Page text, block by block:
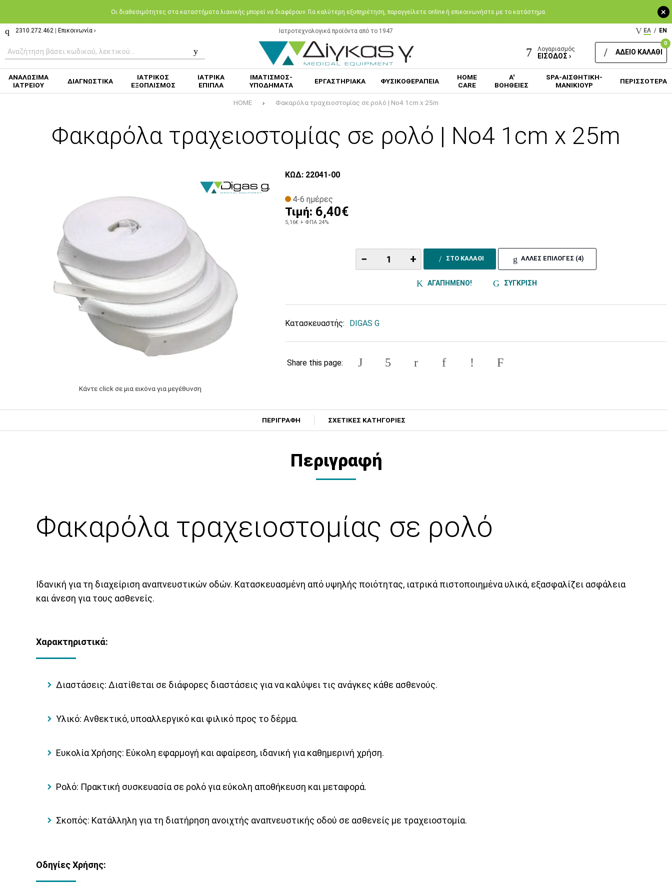
+
Oι διαθεσιμότητες στα καταστήματα λιανικής μπορεί να διαφέρουν. Για καλύτερη εξυπηρέτηση, παραγγείλετε online ή επικοινωνήστε με το κατάστημα.
2310.272.462 Επικοινωνία › Ιατροτεχνολογικά προϊόντα από το 1947 ΕΛ / EN
Λογαριασμός
ΕΙΣΟΔΟΣ ›
0
ΑΔΕΙΟ ΚΑΛΑΘΙ
ΑΝΑΛΩΣΙΜΑ
ΙΑΤΡΕΙΟΥ
ΔΙΑΓΝΩΣΤΙΚΑ
ΙΑΤΡΙΚΟΣ
ΕΞΟΠΛΙΣΜΟΣ
ΙΑΤΡΙΚΑ
ΕΠΙΠΛΑ
ΙΜΑΤΙΣΜΟΣ-
ΥΠΟΔΗΜΑΤΑ
ΕΡΓΑΣΤΗΡΙΑΚΑ ΦΥΣΙΚΟΘΕΡΑΠΕΙΑ
HOME
CARE
Α'
ΒΟΗΘΕΙΕΣ
SPA-ΑΙΣΘΗΤΙΚΗ-
ΜΑΝΙΚΙΟΥΡ
ΠΕΡΙΣΣΟΤΕΡΑ
HOME Φακαρόλα τραχειοστομίας σε ρολό | No4 1cm x 25m
Φακαρόλα τραχειοστομίας σε ρολό | No4 1cm x 25m
Κάντε click σε μια εικόνα για μεγέθυνση
ΚΩΔ: 22041-00
4-6 ημέρες
Τιμή: 6,40€
5,16€ + ΦΠΑ 24%
− + ΣΤΟ ΚΑΛΑΘΙ ΑΛΛΕΣ ΕΠΙΛΟΓΕΣ (4)
ΑΓΑΠΗΜΕΝΟ! ΣΥΓΚΡΙΣΗ
Κατασκευαστής: DIGAS G
Share this page:
ΠΕΡΙΓΡΑΦΗ ΣΧΕΤΙΚΕΣ ΚΑΤΗΓΟΡΙΕΣ
Περιγραφή
Φακαρόλα τραχειοστομίας σε ρολό
Ιδανική για τη διαχείριση αναπνευστικών οδών. Κατασκευασμένη από υψηλής ποιότητας, ιατρικά πιστοποιημένα υλικά, εξασφαλίζει ασφάλεια
και άνεση για τους ασθενείς.
Χαρακτηριστικά:
Διαστάσεις: Διατίθεται σε διάφορες διαστάσεις για να καλύψει τις ανάγκες κάθε ασθενούς.
Υλικό: Ανθεκτικό, υποαλλεργικό και φιλικό προς το δέρμα.
Ευκολία Χρήσης: Εύκολη εφαρμογή και αφαίρεση, ιδανική για καθημερινή χρήση.
Ρολό: Πρακτική συσκευασία σε ρολό για εύκολη αποθήκευση και μεταφορά.
Σκοπός: Κατάλληλη για τη διατήρηση ανοιχτής αναπνευστικής οδού σε ασθενείς με τραχειοστομία.
Οδηγίες Χρήσης: